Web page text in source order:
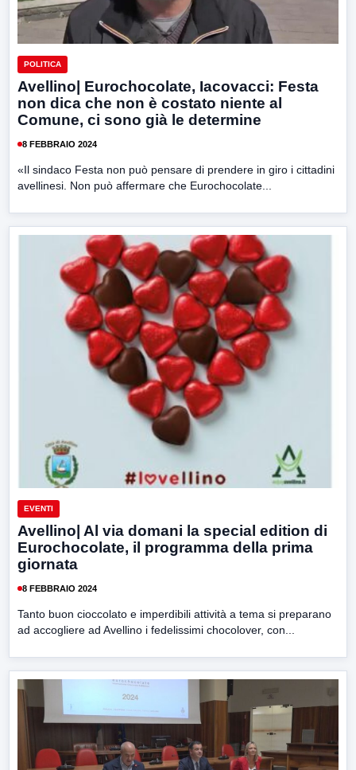
POLITICA
Avellino| Eurochocolate, Iacovacci: Festa
non dica che non è costato niente al
Comune, ci sono già le determine
8 FEBBRAIO 2024
«Il sindaco Festa non può pensare di prendere in giro i cittadini
avellinesi. Non può affermare che Eurochocolate...
EVENTI
Avellino| Al via domani la special edition di
Eurochocolate, il programma della prima
giornata
8 FEBBRAIO 2024
Tanto buon cioccolato e imperdibili attività a tema si preparano
ad accogliere ad Avellino i fedelissimi chocolover, con...